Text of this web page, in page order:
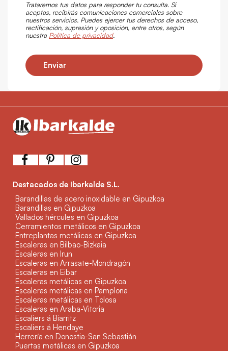
Trataremos tus datos para responder tu consulta. Si
aceptas, recibirás comunicaciones comerciales sobre
nuestros servicios. Puedes ejercer tus derechos de acceso,
rectificación, supresión y oposición, entre otros, según
nuestra Política de privacidad.
Enviar
Destacados de Ibarkalde S.L.
Barandillas de acero inoxidable en Gipuzkoa
Barandillas en Gipuzkoa
Vallados hércules en Gipuzkoa
Cerramientos metálicos en Gipuzkoa
Entreplantas metálicas en Gipuzkoa
Escaleras en Bilbao-Bizkaia
Escaleras en Irun
Escaleras en Arrasate-Mondragón
Escaleras en Eibar
Escaleras metálicas en Gipuzkoa
Escaleras metálicas en Pamplona
Escaleras metálicas en Tolosa
Escaleras en Araba-Vitoria
Escaliers á Biarritz
Escaliers á Hendaye
Herrería en Donostia-San Sebastián
Puertas metálicas en Gipuzkoa